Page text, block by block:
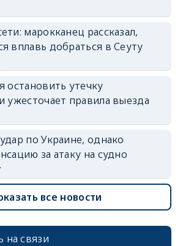
марокканец рассказал,
вплавь добраться в Сеуту
остановить утечку
ужесточает правила выезда
по Украине, однако
за атаку на судно
все новости
на связи